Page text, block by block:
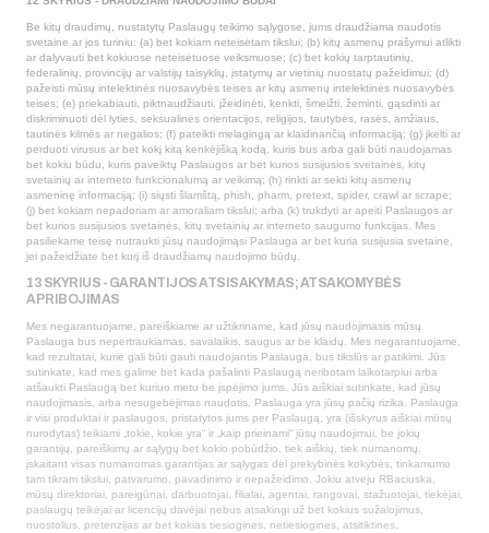
Be kitų draudimų, nustatytų Paslaugų teikimo sąlygose, jums draudžiama naudotis
svetaine ar jos turiniu: (a) bet kokiam neteisėtam tikslui; (b) kitų asmenų prašymui atlikti
ar dalyvauti bet kokiuose neteisėtuose veiksmuose; (c) bet kokių tarptautinių,
federalinių, provincijų ar valstijų taisyklių, įstatymų ar vietinių nuostatų pažeidimui; (d)
pažeisti mūsų intelektinės nuosavybės teises ar kitų asmenų intelektinės nuosavybės
teises; (e) priekabiauti, piktnaudžiauti, įžeidinėti, kenkti, šmeižti, žeminti, gąsdinti ar
diskriminuoti dėl lyties, seksualinės orientacijos, religijos, tautybės, rasės, amžiaus,
tautinės kilmės ar negalios; (f) pateikti melagingą ar klaidinančią informaciją; (g) įkelti ar
perduoti virusus ar bet kokį kitą kenkėjišką kodą, kuris bus arba gali būti naudojamas
bet kokiu būdu, kuris paveiktų Paslaugos ar bet kurios susijusios svetainės, kitų
svetainių ar interneto funkcionalumą ar veikimą; (h) rinkti ar sekti kitų asmenų
asmeninę informaciją; (i) siųsti šlamštą, phish, pharm, pretext, spider, crawl ar scrape;
(j) bet kokiam nepadoriam ar amoraliam tikslui; arba (k) trukdyti ar apeiti Paslaugos ar
bet kurios susijusios svetainės, kitų svetainių ar interneto saugumo funkcijas. Mes
pasiliekame teisę nutraukti jūsų naudojimąsi Paslauga ar bet kuria susijusia svetaine,
jei pažeidžiate bet kurį iš draudžiamų naudojimo būdų.
13 SKYRIUS - GARANTIJOS ATSISAKYMAS; ATSAKOMYBĖS
APRIBOJIMAS
Mes negarantuojame, pareiškiame ar užtikriname, kad jūsų naudojimasis mūsų
Paslauga bus nepertraukiamas, savalaikis, saugus ar be klaidų. Mes negarantuojame,
kad rezultatai, kurie gali būti gauti naudojantis Paslauga, bus tikslūs ar patikimi. Jūs
sutinkate, kad mes galime bet kada pašalinti Paslaugą neribotam laikotarpiui arba
atšaukti Paslaugą bet kuriuo metu be įspėjimo jums. Jūs aiškiai sutinkate, kad jūsų
naudojimasis, arba nesugebėjimas naudotis, Paslauga yra jūsų pačių rizika. Paslauga
ir visi produktai ir paslaugos, pristatytos jums per Paslaugą, yra (išskyrus aiškiai mūsų
nurodytas) teikiami „tokie, kokie yra“ ir „kaip prieinami“ jūsų naudojimui, be jokių
garantijų, pareiškimų ar sąlygų bet kokio pobūdžio, tiek aiškių, tiek numanomų,
įskaitant visas numanomas garantijas ar sąlygas dėl prekybinės kokybės, tinkamumo
tam tikram tikslui, patvarumo, pavadinimo ir nepažeidimo. Jokiu atveju RBaciuska,
mūsų direktoriai, pareigūnai, darbuotojai, filialai, agentai, rangovai, stažuotojai, tiekėjai,
paslaugų teikėjai ar licencijų davėjai nebus atsakingi už bet kokius sužalojimus,
nuostolius, pretenzijas ar bet kokias tiesiogines, netiesiogines, atsitiktines,